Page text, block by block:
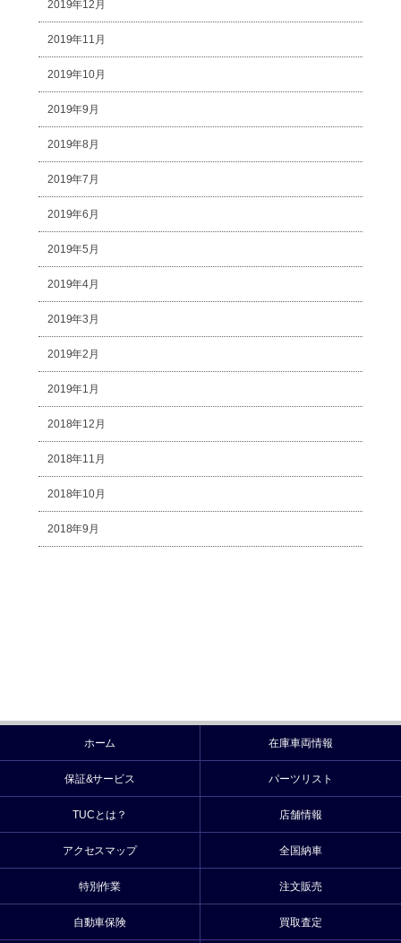
2019年12月
2019年11月
2019年10月
2019年9月
2019年8月
2019年7月
2019年6月
2019年5月
2019年4月
2019年3月
2019年2月
2019年1月
2018年12月
2018年11月
2018年10月
2018年9月
ホーム 在庫車両情報
保証&サービス パーツリスト
TUCとは？ 店舗情報
アクセスマップ 全国納車
特別作業 注文販売
自動車保険 買取査定